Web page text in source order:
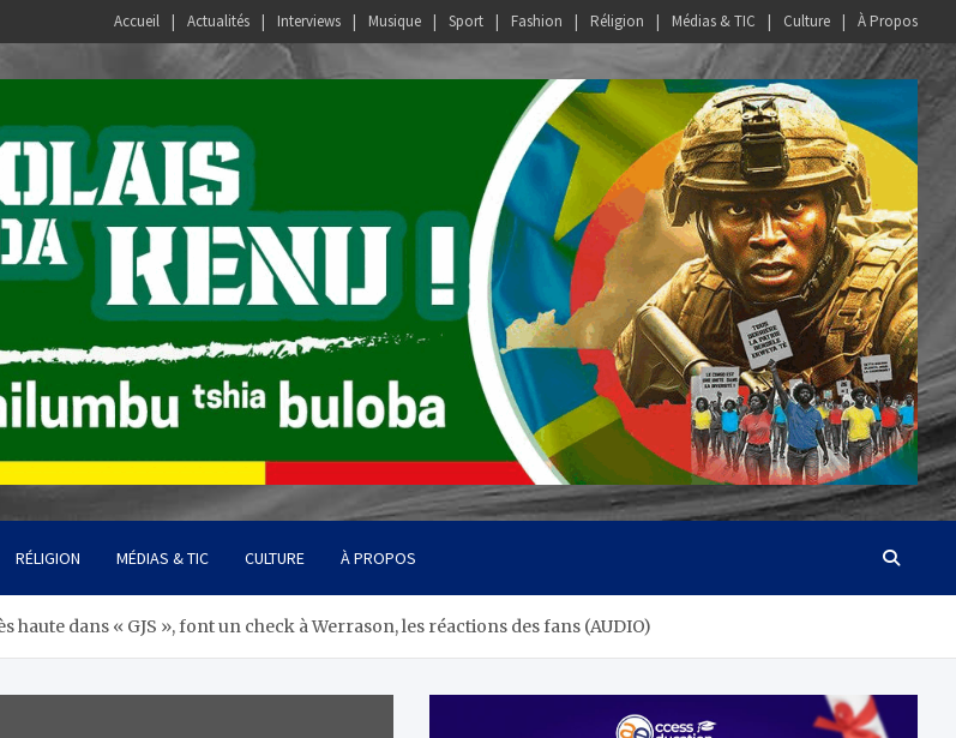
Accueil Actualités Interviews Musique Sport Fashion Réligion Médias & TIC Culture À Propos
RÉLIGION MÉDIAS & TIC CULTURE À PROPOS
haute dans « GJS », font un check à Werrason, les réactions des fans (AUDIO)